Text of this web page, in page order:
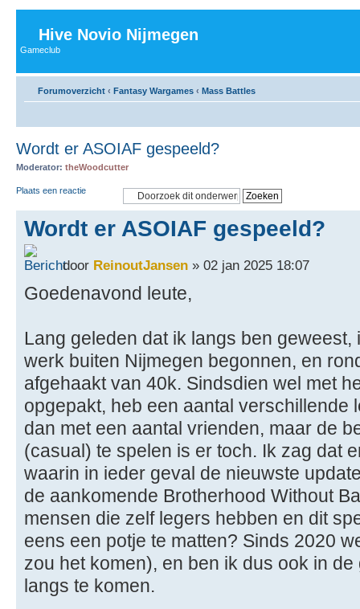
Hive Novio Nijmegen
Gameclub
Forumoverzicht ‹ Fantasy Wargames ‹ Mass Battles
Wordt er ASOIAF gespeeld?
Moderator: theWoodcutter
Plaats een reactie
Wordt er ASOIAF gespeeld?
door ReinoutJansen » 02 jan 2025 18:07
Goedenavond leute,
Lang geleden dat ik langs ben
werk buiten Nijmegen begonnen, en
afgehaakt van 40k. Sindsdien wel met
opgepakt, heb een aantal verschillende
dan met een aantal vrienden, maar de
(casual) te spelen is er toch. Ik zag dat
waarin in ieder geval de nieuwste
de aankomende Brotherhood Without
mensen die zelf legers hebben en dit
eens een potje te matten? Sinds 2020
zou het komen), en ben ik dus ook in
langs te komen.